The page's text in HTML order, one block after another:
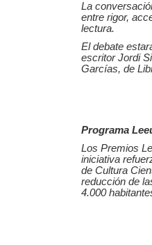
La
entre rigor,
lectura.
El debate
escritor Jordi
Garcías, de
Programa
Los Premios
iniciativa
de Cultura
reducción de
4.000